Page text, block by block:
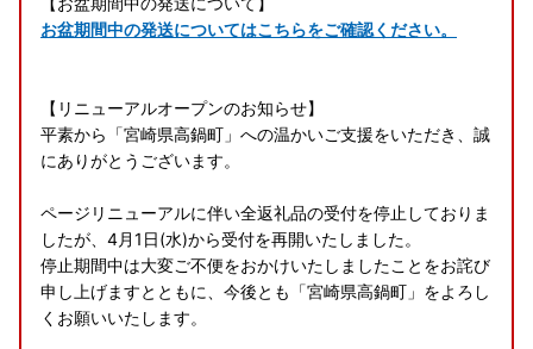
お盆期間中の発送についてはこちらをご確認ください。
【リニューアルオープンのお知らせ】
平素から「宮崎県高鍋町」への温かいご支援をいただき、誠
にありがとうございます。
ページリニューアルに伴い全返礼品の受付を停止しておりま
したが、4月1日(水)から受付を再開いたしました。
停止期間中は大変ご不便をおかけいたしましたことをお詫び
申し上げますとともに、今後とも「宮崎県高鍋町」をよろし
くお願いいたします。